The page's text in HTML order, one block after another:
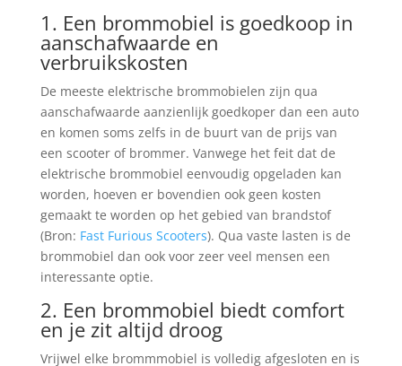
1. Een brommobiel is goedkoop in
aanschafwaarde en
verbruikskosten
De meeste elektrische brommobielen zijn qua
aanschafwaarde aanzienlijk goedkoper dan een auto
en komen soms zelfs in de buurt van de prijs van
een scooter of brommer. Vanwege het feit dat de
elektrische brommobiel eenvoudig opgeladen kan
worden, hoeven er bovendien ook geen kosten
gemaakt te worden op het gebied van brandstof
(Bron: Fast Furious Scooters). Qua vaste lasten is de
brommobiel dan ook voor zeer veel mensen een
interessante optie.
2. Een brommobiel biedt comfort
en je zit altijd droog
Vrijwel elke brommmobiel is volledig afgesloten en is